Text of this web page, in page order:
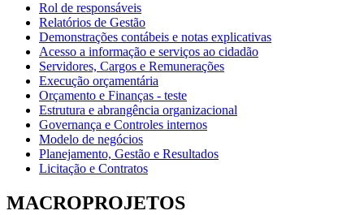
Rol de responsáveis
Relatórios de Gestão
Demonstrações contábeis e notas explicativas
Acesso a informação e serviços ao cidadão
Servidores, Cargos e Remunerações
Execução orçamentária
Orçamento e Finanças - teste
Estrutura e abrangência organizacional
Governança e Controles internos
Modelo de negócios
Planejamento, Gestão e Resultados
Licitação e Contratos
MACROPROJETOS